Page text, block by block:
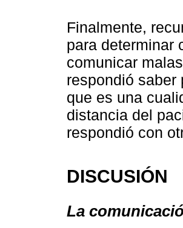
Finalmente,
para determinar
comunicar
respondió saber
que es una
distancia del
respondió con
DISCUSIÓN
La